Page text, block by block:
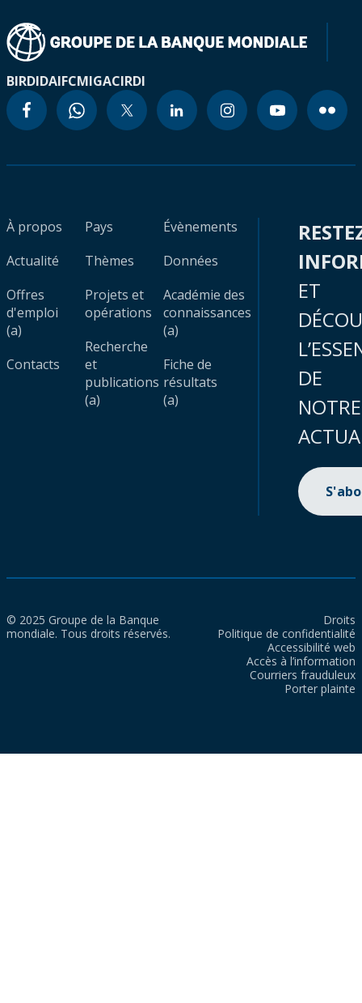
BIRDIDAIFCMIGACIRDI
À propos
Actualité
Offres
d'emploi
(a)
Contacts
Pays
Thèmes
Projets et
opérations
Recherche
et
publications
(a)
Évènements
Données
Académie des
connaissances
(a)
Fiche de
résultats
(a)
ET
DE
NOTRE
© 2025 Groupe de la Banque
mondiale. Tous droits réservés.
Droits
Politique de confidentialité
Accessibilité web
Accès à l’information
Courriers frauduleux
Porter plainte